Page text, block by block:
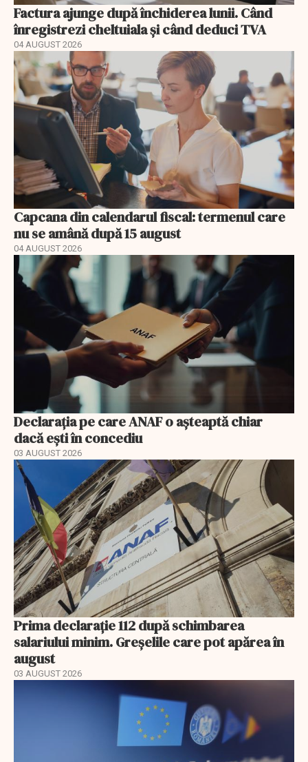
Factura ajunge după închiderea lunii. Când
înregistrezi cheltuiala și când deduci TVA
04 AUGUST 2026
Capcana din calendarul fiscal: termenul care
nu se amână după 15 august
04 AUGUST 2026
Declarația pe care ANAF o așteaptă chiar
dacă ești în concediu
03 AUGUST 2026
Prima declarație 112 după schimbarea
salariului minim. Greșelile care pot apărea în
august
03 AUGUST 2026